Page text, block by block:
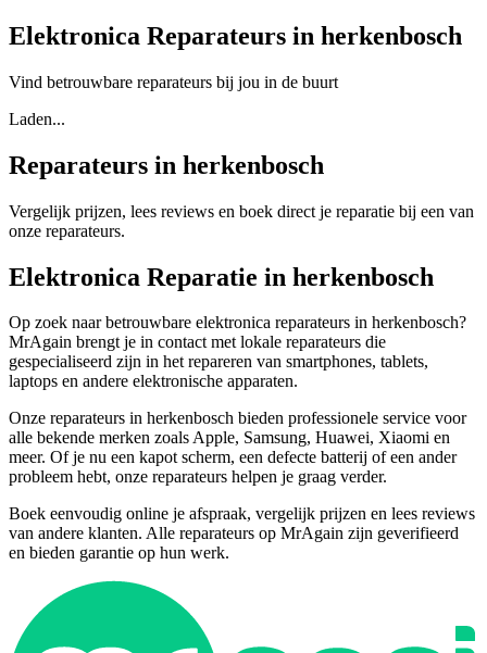
Elektronica Reparateurs in herkenbosch
Vind betrouwbare reparateurs bij jou in de buurt
Laden...
Reparateurs in herkenbosch
Vergelijk prijzen, lees reviews en boek direct je reparatie bij een van
onze reparateurs.
Elektronica Reparatie in herkenbosch
Op zoek naar betrouwbare elektronica reparateurs in herkenbosch?
MrAgain brengt je in contact met lokale reparateurs die
gespecialiseerd zijn in het repareren van smartphones, tablets,
laptops en andere elektronische apparaten.
Onze reparateurs in herkenbosch bieden professionele service voor
alle bekende merken zoals Apple, Samsung, Huawei, Xiaomi en
meer. Of je nu een kapot scherm, een defecte batterij of een ander
probleem hebt, onze reparateurs helpen je graag verder.
Boek eenvoudig online je afspraak, vergelijk prijzen en lees reviews
van andere klanten. Alle reparateurs op MrAgain zijn geverifieerd
en bieden garantie op hun werk.